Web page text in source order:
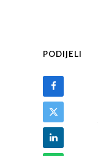
PODIJELI